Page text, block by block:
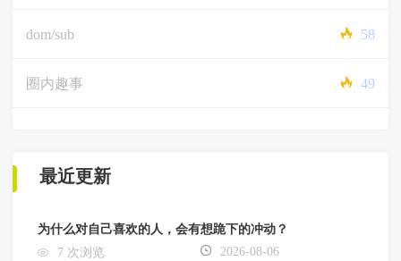
dom/sub 58
圈内趣事 49
最近更新
为什么对自己喜欢的人，会有想跪下的冲动？
7 次浏览
2026-08-06